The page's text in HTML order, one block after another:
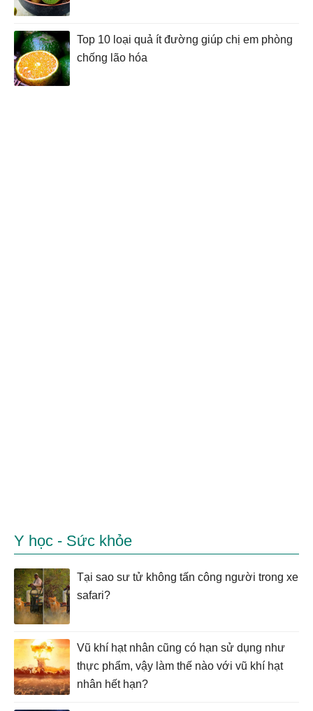
Top 10 loại quả ít đường giúp chị em phòng
chống lão hóa
Y học - Sức khỏe
Tại sao sư tử không tấn công người trong xe
safari?
Vũ khí hạt nhân cũng có hạn sử dụng như
thực phẩm, vậy làm thế nào với vũ khí hạt
nhân hết hạn?